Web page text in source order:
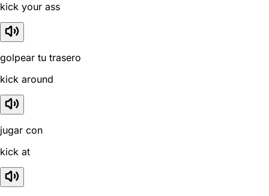
kick your ass
golpear tu trasero
kick around
jugar con
kick at